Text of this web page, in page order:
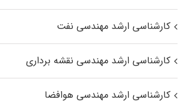
کارشناسی ارشد مهندسی نفت
کارشناسی ارشد مهندسی نقشه برداری
کارشناسی ارشد مهندسی هوافضا